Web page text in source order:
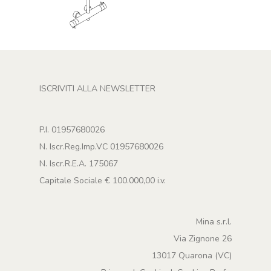
ISCRIVITI ALLA NEWSLETTER
P.I. 01957680026
N. Iscr.Reg.Imp.VC 01957680026
N. Iscr.R.E.A. 175067
Capitale Sociale € 100.000,00 i.v.
Mina s.r.l.
Via Zignone 26
13017 Quarona (VC)